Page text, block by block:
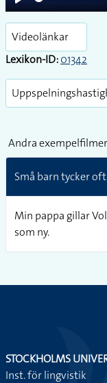
Play
Videolänkar
Lexikon-ID:01342
Andra
Små barn tycker
Min pappa gillar
som ny.
STOCKHOLMS
Inst. för lingvistik